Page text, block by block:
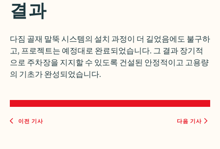
결과
다짐 골재 말뚝 시스템의 설치 과정이 더 길었음에도 불구하
고, 프로젝트는 예정대로 완료되었습니다. 그 결과 장기적
으로 주차장을 지지할 수 있도록 건설된 안정적이고 고용량
의 기초가 완성되었습니다.
이전 기사 다음 기사